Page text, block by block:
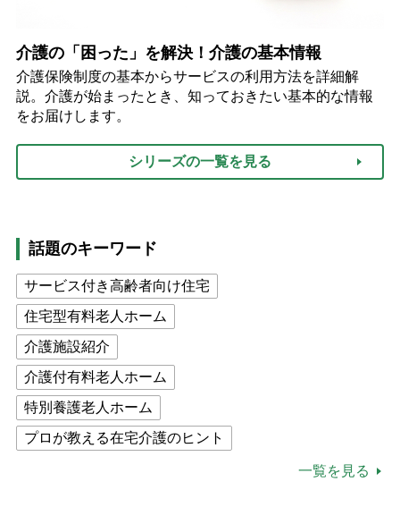
介護の「困った」を解決！介護の基本情報
介護保険制度の基本からサービスの利用方法を詳細解
説。介護が始まったとき、知っておきたい基本的な情報
をお届けします。
シリーズの一覧を見る
話題のキーワード
サービス付き高齢者向け住宅
住宅型有料老人ホーム
介護施設紹介
介護付有料老人ホーム
特別養護老人ホーム
プロが教える在宅介護のヒント
一覧を見る